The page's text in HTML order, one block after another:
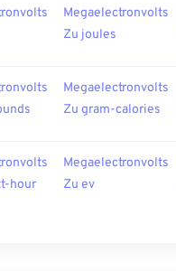
Megaelectronvolts
Zu joules
Megaelectronvolts
Zu gram-calories
hour
Megaelectronvolts
Zu ev